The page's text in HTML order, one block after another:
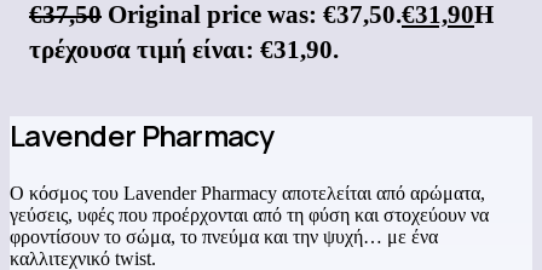
€37,50 Original price was: €37,50.€31,90Η
τρέχουσα τιμή είναι: €31,90.
Lavender Pharmacy
Ο κόσμος του Lavender Pharmacy αποτελείται από αρώματα,
γεύσεις, υφές που προέρχονται από τη φύση και στοχεύουν να
φροντίσουν το σώμα, το πνεύμα και την ψυχή… με ένα
καλλιτεχνικό twist.